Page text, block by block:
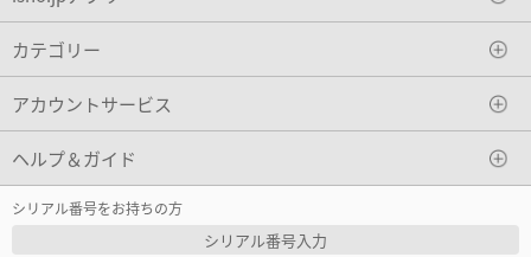
カテゴリー
アカウントサービス
ヘルプ＆ガイド
シリアル番号をお持ちの方
シリアル番号入力